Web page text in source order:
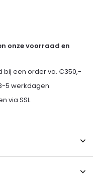
onze voorraad en
bij een order va. €350,-
5 werkdagen
via SSL